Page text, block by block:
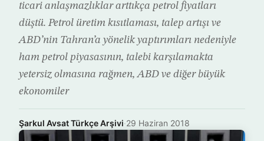
ticari anlaşmazlıklar arttıkça petrol fiyatları
düştü. Petrol üretim kısıtlaması, talep artışı ve
ABD’nin Tahran’a yönelik yaptırımları nedeniyle
ham petrol piyasasının, talebi karşılamakta
yetersiz olmasına rağmen, ABD ve diğer büyük
ekonomiler
Şarkul Avsat Türkçe Arşivi·29 Haziran 2018